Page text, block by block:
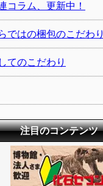
コラム、更新中！
ではの梱包のこだわり
てのこだわり
注目のコンテンツ